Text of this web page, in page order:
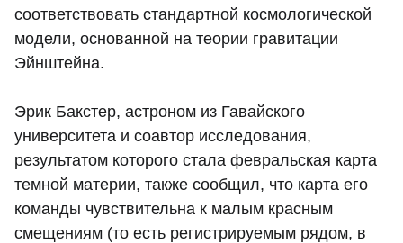
соответствовать стандартной космологической
модели, основанной на теории гравитации
Эйнштейна.
Эрик Бакстер, астроном из Гавайского
университета и соавтор исследования,
результатом которого стала февральская карта
темной материи, также сообщил, что карта его
команды чувствительна к малым красным
смещениям (то есть регистрируемым рядом, в